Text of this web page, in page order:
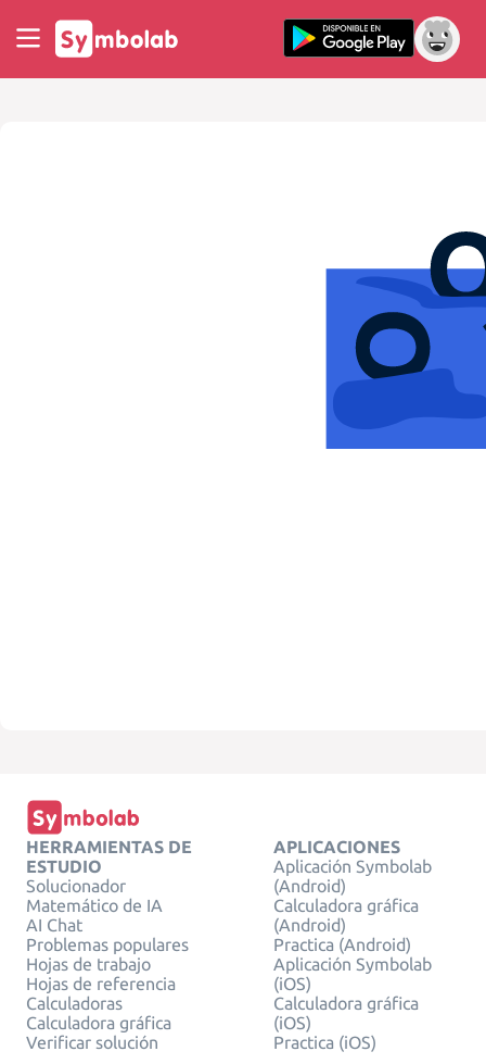
HERRAMIENTAS DE
ESTUDIO
Solucionador
Matemático de IA
AI Chat
Problemas populares
Hojas de trabajo
Hojas de referencia
Calculadoras
Calculadora gráfica
Verificar solución
APLICACIONES
Aplicación Symbolab
(Android)
Calculadora gráfica
(Android)
Practica (Android)
Aplicación Symbolab
(iOS)
Calculadora gráfica
(iOS)
Practica (iOS)